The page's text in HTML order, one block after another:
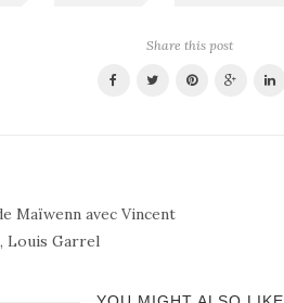
Share this post
Maïwenn avec Vincent
Louis Garrel